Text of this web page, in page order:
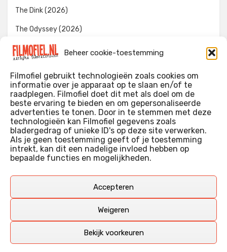
Beheer cookie-toestemming
Filmofiel gebruikt technologieën zoals cookies om
informatie over je apparaat op te slaan en/of te
raadplegen. Filmofiel doet dit met als doel om de
beste ervaring te bieden en om gepersonaliseerde
advertenties te tonen. Door in te stemmen met deze
technologieën kan Filmofiel gegevens zoals
bladergedrag of unieke ID's op deze site verwerken.
Als je geen toestemming geeft of je toestemming
intrekt, kan dit een nadelige invloed hebben op
bepaalde functies en mogelijkheden.
Accepteren
Weigeren
Bekijk voorkeuren
The Dink (2026)
The Odyssey (2026)
Evil Dead Burn (2026)
WIE IK BEN…?
Ik ben ooit begonnen met m’n recensies omdat ik zoveel
films keek dat ik af en toe niet meer wist welke ik nu wel of
niet gezien had. Ik ben een filmliefhebber, heb als hobby nog
erg lang in een videotheek gewerkt, en heb als coproducent
Deze recensies zijn dan ook vooral vrij pretentieloze
aangevuld met een groeiende kennis over de kunde én de
kunst van het maken van film.